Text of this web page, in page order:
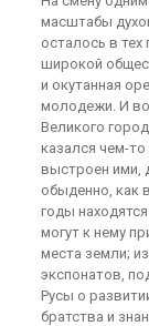
масштабы
осталось в
широкой
и окутанная
молодежи. И
Великого
казался чем-
выстроен ими,
обыденно, как
годы
могут к нему
места земли;
экспонатов,
Русы о
братства и